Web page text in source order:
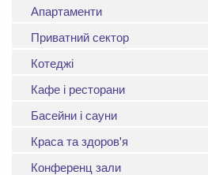
Апартаменти
Приватний сектор
Котеджі
Кафе і ресторани
Басейни і сауни
Краса та здоров'я
Конференц зали